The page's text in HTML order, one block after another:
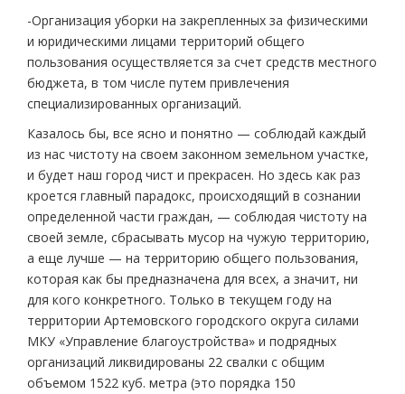
-Организация уборки на закрепленных за физическими
и юридическими лицами территорий общего
пользования осуществляется за счет средств местного
бюджета, в том числе путем привлечения
специализированных организаций.
Казалось бы, все ясно и понятно — соблюдай каждый
из нас чистоту на своем законном земельном участке,
и будет наш город чист и прекрасен. Но здесь как раз
кроется главный парадокс, происходящий в сознании
определенной части граждан, — соблюдая чистоту на
своей земле, сбрасывать мусор на чужую территорию,
а еще лучше — на территорию общего пользования,
которая как бы предназначена для всех, а значит, ни
для кого конкретного. Только в текущем году на
территории Артемовского городского округа силами
МКУ «Управление благоустройства» и подрядных
организаций ликвидированы 22 свалки с общим
объемом 1522 куб. метра (это порядка 150